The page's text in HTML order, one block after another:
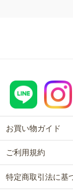
お買い物ガイド
ご利用規約
特定商取引法に基